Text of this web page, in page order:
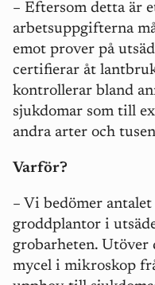
– Eftersom detta är
arbetsuppgifterna
emot prover på
certifierar åt
kontrollerar bland
sjukdomar som till
andra arter och
Varför?
– Vi bedömer
groddplantor i
grobarheten. Utöver
mycel i mikroskop